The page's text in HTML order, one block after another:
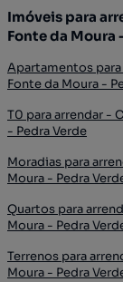
Imóveis para
Fonte da Moura
Apartamentos
Fonte da Moura -
T0 para arrendar -
- Pedra Verde
Moradias para
Moura - Pedra
Quartos para
Moura - Pedra
Terrenos para
Moura - Pedra